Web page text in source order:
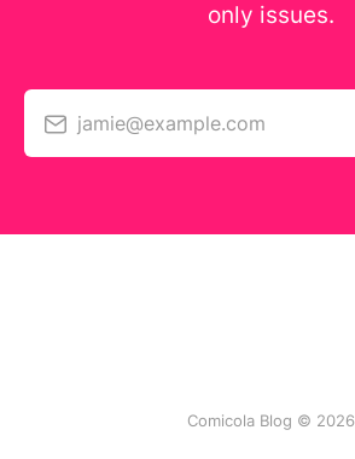
only issues.
jamie@example.com
Comicola Blog © 2026